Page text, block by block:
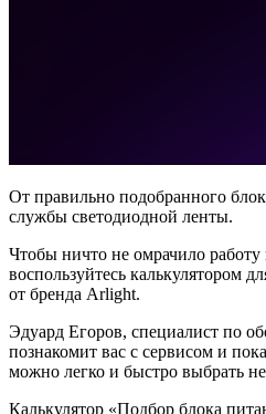
От правильно подобранного
службы светодиодной ленты.
Чтобы ничто не омрачило
воспользуйтесь калькулятором
от бренда Arlight.
Эдуард Егоров, специалист по
познакомит вас с сервисом и
можно легко и быстро выбрать
Калькулятор «Подбор блока